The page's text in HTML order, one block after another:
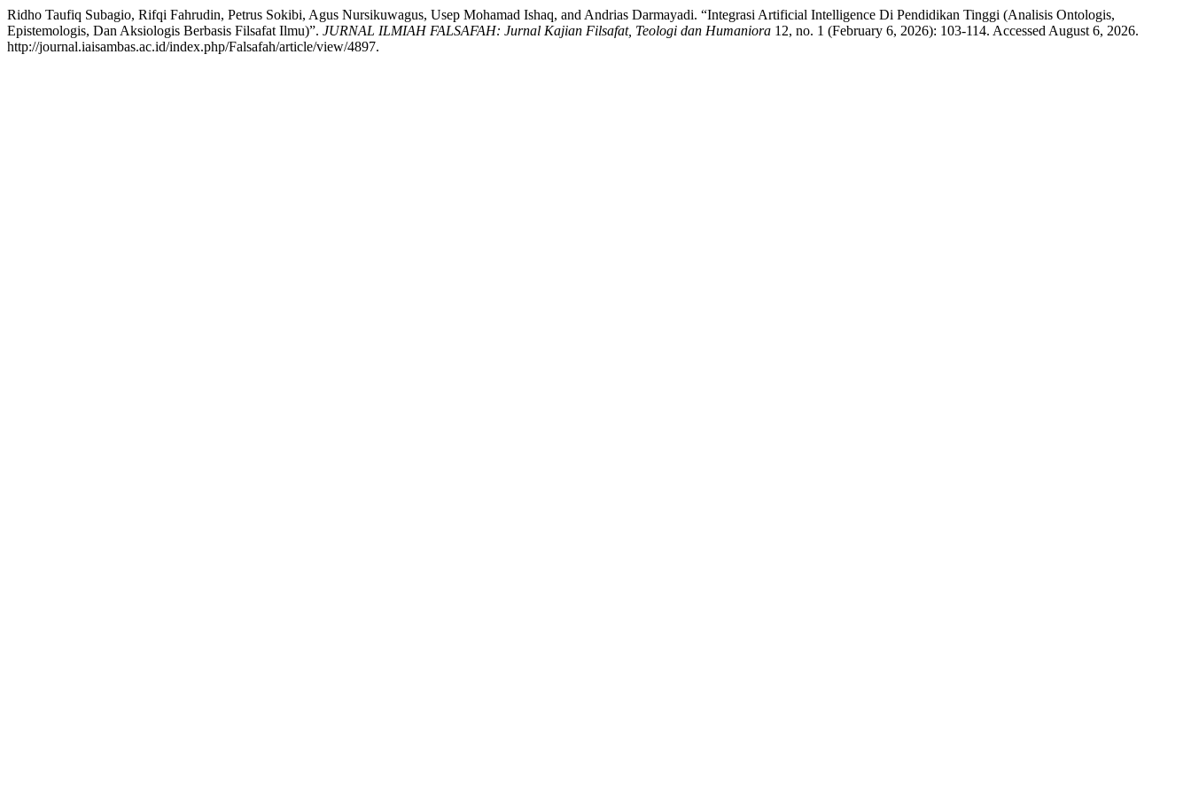
Ridho Taufiq Subagio, Rifqi Fahrudin, Petrus Sokibi, Agus Nursikuwagus, Usep Mohamad Ishaq, and Andrias Darmayadi. “Integrasi Artificial Intelligence Di Pendidikan Tinggi (Analisis Ontologis,
Epistemologis, Dan Aksiologis Berbasis Filsafat Ilmu)”. JURNAL ILMIAH FALSAFAH: Jurnal Kajian Filsafat, Teologi dan Humaniora 12, no. 1 (February 6, 2026): 103-114. Accessed August 6, 2026.
http://journal.iaisambas.ac.id/index.php/Falsafah/article/view/4897.